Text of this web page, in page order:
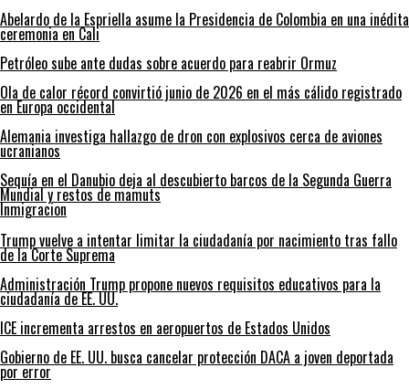
Abelardo de la Espriella asume la Presidencia de Colombia en una inédita
ceremonia en Cali
Petróleo sube ante dudas sobre acuerdo para reabrir Ormuz
Ola de calor récord convirtió junio de 2026 en el más cálido registrado
en Europa occidental
Alemania investiga hallazgo de dron con explosivos cerca de aviones
ucranianos
Sequía en el Danubio deja al descubierto barcos de la Segunda Guerra
Mundial y restos de mamuts
Inmigracion
Trump vuelve a intentar limitar la ciudadanía por nacimiento tras fallo
de la Corte Suprema
Administración Trump propone nuevos requisitos educativos para la
ciudadanía de EE. UU.
ICE incrementa arrestos en aeropuertos de Estados Unidos
Gobierno de EE. UU. busca cancelar protección DACA a joven deportada
por error